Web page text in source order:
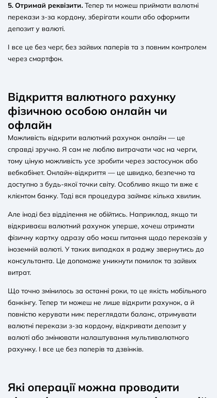
5. Отримай реквізити. Тепер ти можеш приймати валютні
перекази з-за кордону, зберігати кошти або оформити
депозит у валюті.
І все це без черг, без зайвих паперів та з повним контролем
через смартфон.
Відкриття валютного рахунку
фізичною особою онлайн чи
офлайн
Можливість відкрити валютний рахунок онлайн — це
справді зручно. Я сам не люблю витрачати час на черги,
тому ціную можливість усе зробити через застосунок або
вебкабінет. Онлайн-відкриття — це швидко, безпечно та
доступно з будь-якої точки світу. Особливо якщо ти вже є
клієнтом банку. Тоді вся процедура займає кілька хвилин.
Але іноді без відділення не обійтись. Наприклад, якщо ти
відкриваєш валютний рахунок уперше, хочеш отримати
фізичну картку одразу або маєш питання щодо переказів у
іноземній валюті. У таких випадках я раджу звернутись до
консультанта. Це допоможе уникнути помилок та зайвих
витрат.
Що точно змінилось за останні роки, то це якість мобільного
банкінгу. Тепер ти можеш не лише відкрити рахунок, а й
повністю керувати ним: переглядати баланс, отримувати
валютні перекази з-за кордону, відкривати депозит у
валюті або змінювати налаштування мультивалютного
рахунку. І все це без паперів та дзвінків.
Які операції можна проводити